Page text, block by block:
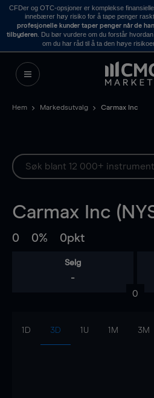
CFDer og OTC-opsjoner er komplekse
innebærer høy risiko for å tape penger
profesjonelle kunder taper penger når de
tilbyderen . Du bør vurdere om du forstår
om du har råd til å ta den høye
Hem Markedsutvalg Carmax Inc
Carmax Inc
0 0% 0pkt
Selg
-
0
1D 3D 1U 1M 3M